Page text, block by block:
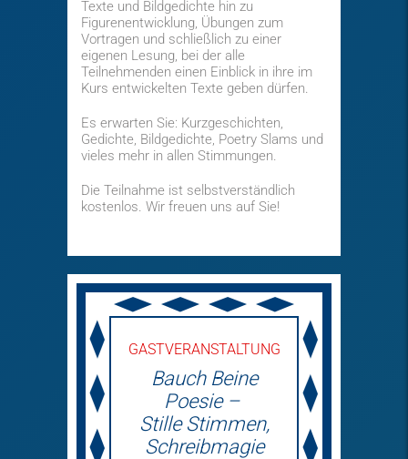
Texte und Bildgedichte hin zu
Figurenentwicklung, Übungen zum
Vortragen und schließlich zu einer
eigenen Lesung, bei der alle
Teilnehmenden einen Einblick in ihre im
Kurs entwickelten Texte geben dürfen.
Es erwarten Sie: Kurzgeschichten,
Gedichte, Bildgedichte, Poetry Slams und
vieles mehr in allen Stimmungen.
Die Teilnahme ist selbstverständlich
kostenlos. Wir freuen uns auf Sie!
GASTVERANSTALTUNG
Bauch Beine
Poesie –
Stille Stimmen,
Schreibmagie